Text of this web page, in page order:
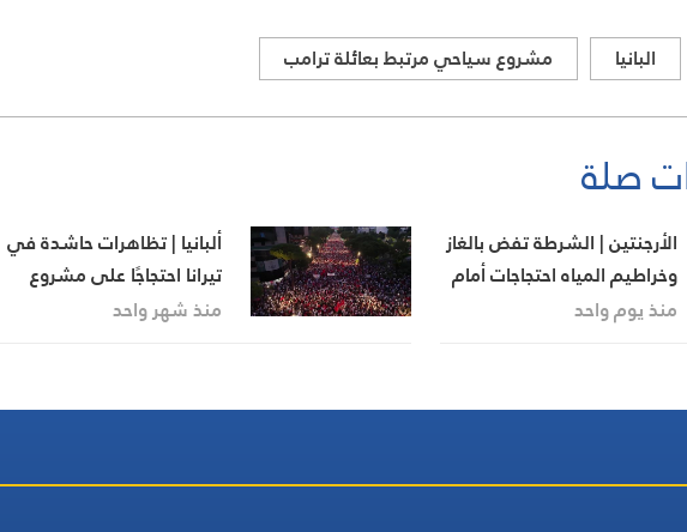
البانيا مشروع سياحي مرتبط بعائلة ترامب
صلة
الأرجنتين | الشرطة تفض بالغاز
وخراطيم المياه احتجاجات أمام
الكونغرس
منذ يوم واحد
ألبانيا | تظاهرات حاشدة في
تيرانا احتجاجًا على مشروع
سياحي لعائلة ترامب
منذ شهر واحد